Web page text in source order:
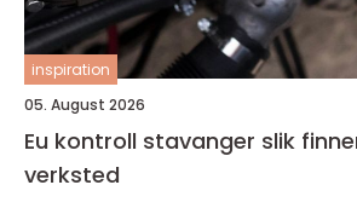
inspiration
05. August 2026
Eu kontroll stavanger slik finner du riktig
verksted